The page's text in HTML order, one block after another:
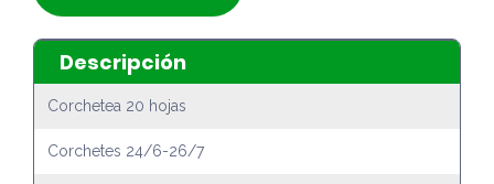
Descripción
Corchetea 20 hojas
Corchetes 24/6-26/7